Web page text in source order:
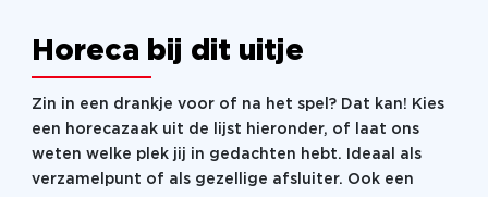
Horeca bij dit uitje
Zin in een drankje voor of na het spel? Dat kan! Kies
een horecazaak uit de lijst hieronder, of laat ons
weten welke plek jij in gedachten hebt. Ideaal als
verzamelpunt of als gezellige afsluiter. Ook een